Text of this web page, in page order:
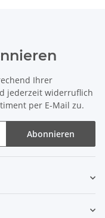
Ihrer
jederzeit widerruflich
per E-Mail zu.
Abonnieren